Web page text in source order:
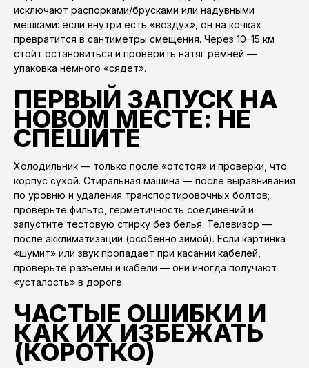
исключают распорками/брусками или надувными
мешками: если внутри есть «воздух», он на кочках
превратится в сантиметры смещения. Через 10–15 км
сто́ит остановиться и проверить натяг ремней —
упаковка немного «сядет».
ПЕРВЫЙ ЗАПУСК НА
НОВОМ МЕСТЕ: НЕ
СПЕШИТЕ
Холодильник — только после «отстоя» и проверки, что
корпус сухой. Стиральная машина — после выравнивания
по уровню и удаления транспортировочных болтов;
проверьте фильтр, герметичность соединений и
запустите тестовую стирку без белья. Телевизор —
после акклиматизации (особенно зимой). Если картинка
«шумит» или звук пропадает при касании кабелей,
проверьте разъёмы и кабели — они иногда получают
«усталость» в дороге.
ЧАСТЫЕ ОШИБКИ И
КАК ИХ ИЗБЕЖАТЬ
(КОРОТКО)